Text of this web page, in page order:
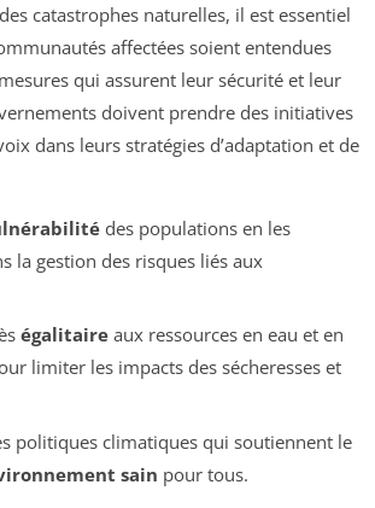
catastrophes naturelles, il est essentiel
affectées soient entendues
qui assurent leur sécurité et leur
doivent prendre des initiatives
dans leurs stratégies d’adaptation et de
des populations en les
la gestion des risques liés aux
égalitaireaux ressources en eau et en
limiter les impacts des sécheresses et
politiques climatiques qui soutiennent le
sain pour tous.